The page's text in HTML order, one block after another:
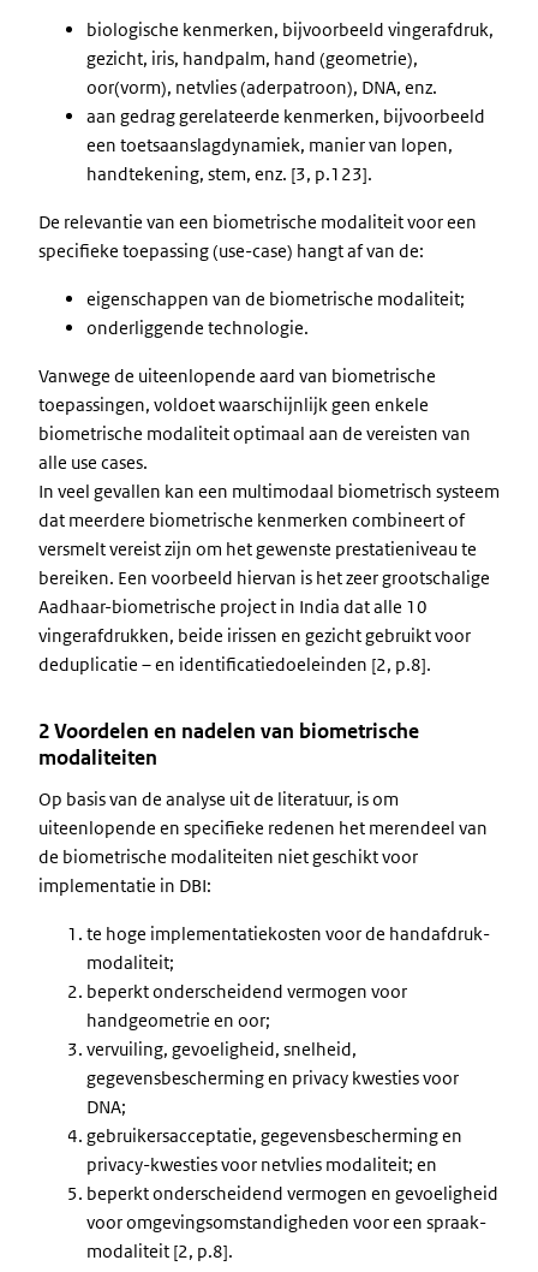
biologische kenmerken, bijvoorbeeld vingerafdruk,
gezicht, iris, handpalm, hand (geometrie),
oor(vorm), netvlies (aderpatroon), DNA, enz.
aan gedrag gerelateerde kenmerken, bijvoorbeeld
een toetsaanslagdynamiek, manier van lopen,
handtekening, stem, enz. [3, p.123].
De relevantie van een biometrische modaliteit voor een
specifieke toepassing (use-case) hangt af van de:
eigenschappen van de biometrische modaliteit;
onderliggende technologie.
Vanwege de uiteenlopende aard van biometrische
toepassingen, voldoet waarschijnlijk geen enkele
biometrische modaliteit optimaal aan de vereisten van
alle use cases.
In veel gevallen kan een multimodaal biometrisch systeem
dat meerdere biometrische kenmerken combineert of
versmelt vereist zijn om het gewenste prestatieniveau te
bereiken. Een voorbeeld hiervan is het zeer grootschalige
Aadhaar-biometrische project in India dat alle 10
vingerafdrukken, beide irissen en gezicht gebruikt voor
deduplicatie – en identificatiedoeleinden [2, p.8].
2 Voordelen en nadelen van biometrische
modaliteiten
Op basis van de analyse uit de literatuur, is om
uiteenlopende en specifieke redenen het merendeel van
de biometrische modaliteiten niet geschikt voor
implementatie in DBI:
te hoge implementatiekosten voor de handafdruk-
modaliteit;
beperkt onderscheidend vermogen voor
handgeometrie en oor;
vervuiling, gevoeligheid, snelheid,
gegevensbescherming en privacy kwesties voor
DNA;
gebruikersacceptatie, gegevensbescherming en
privacy-kwesties voor netvlies modaliteit; en
beperkt onderscheidend vermogen en gevoeligheid
voor omgevingsomstandigheden voor een spraak-
modaliteit [2, p.8].